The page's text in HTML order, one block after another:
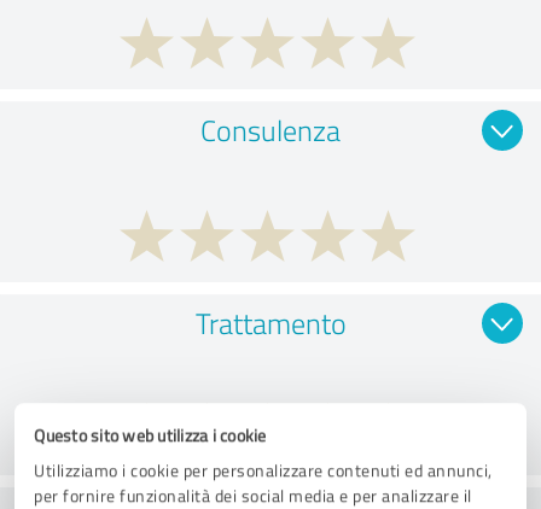
Questo sito web utilizza i cookie
Utilizziamo i cookie per personalizzare contenuti ed annunci,
per fornire funzionalità dei social media e per analizzare il
Consulenza
Trattamento